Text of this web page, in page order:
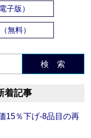
子版）
無料）
検 索
着記事
15％下げ‐8品目の再